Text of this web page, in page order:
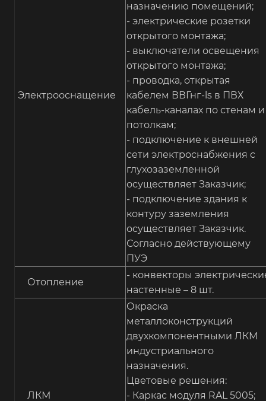
Электрооснащение
назначению помещений;
- электрические розетки
открытого монтажа;
- выключатели освещения
открытого монтажа;
- проводка, открытая
кабелем ВВГнг-ls в ПВХ
кабель-каналах по стенам и
потолкам;
- подключение к внешней
сети электроснабжения с
глухозаземленной
осуществляет Заказчик;
- подключение здания к
контуру заземления
осуществляет Заказчик.
Согласно действующему
ПУЭ
Отопление
- конвекторы
настенные – 8 шт.
ЛКМ
Окраска
металлоконструкций
двухкомпонентными ЛКМ
индустриального
назначения.
Цветовые решения:
- Каркас модуля RAL 5005;